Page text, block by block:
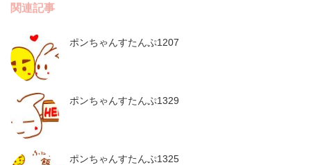
関連記事
ポンちゃんすたんぷ1207
ポンちゃんすたんぷ1329
ポンちゃんすたんぷ1325